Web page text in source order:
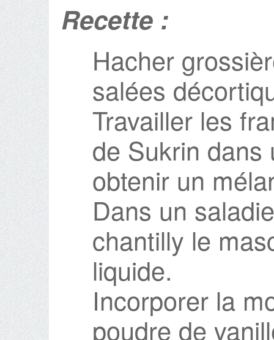
Recette :
Hacher
salées
Travailler les
de Sukrin dans
obtenir un
Dans un
chantilly le
liquide.
Incorporer la
poudre de